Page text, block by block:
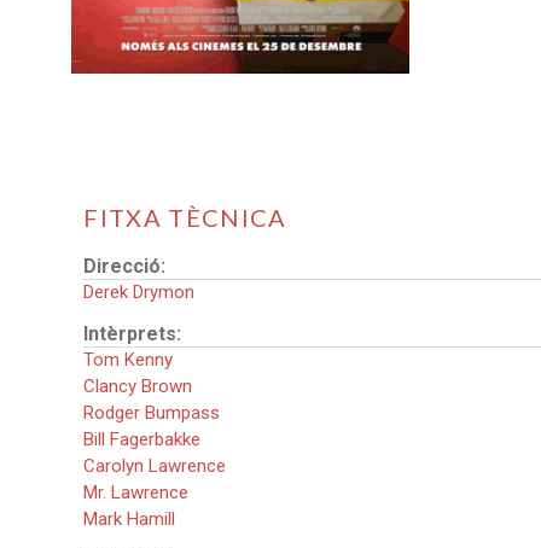
FITXA TÈCNICA
Direcció:
Derek Drymon
Intèrprets:
Tom Kenny
Clancy Brown
Rodger Bumpass
Bill Fagerbakke
Carolyn Lawrence
Mr. Lawrence
Mark Hamill